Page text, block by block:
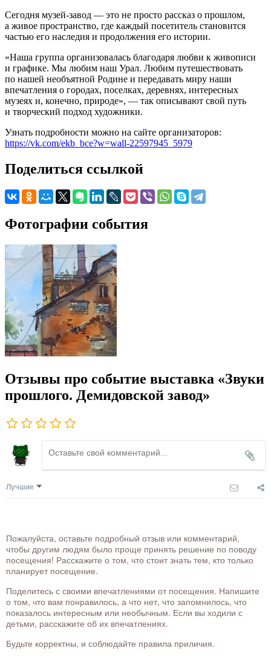
Сегодня музей-завод — это не просто рассказ о прошлом,
а живое пространство, где каждый посетитель становится
частью его наследия и продолжения его истории.
«Наша группа организовалась благодаря любви к живописи
и графике. Мы любим наш Урал. Любим путешествовать
по нашей необъятной Родине и передавать миру наши
впечатления о городах, поселках, деревнях, интересных
музеях и, конечно, природе», — так описывают свой путь
и творческий подход художники.
Узнать подробности можно на сайте организаторов:
https://vk.com/ekb_bce?w=wall-22597945_5979
Поделиться ссылкой
Фотографии события
Отзывы про событие выставка «Звуки
прошлого. Демидовской завод»
Лучшие
Пожалуйста, оставьте подробный отзыв или комментарий,
чтобы другим людям было проще принять решение по поводу
посещения! Расскажите о том, что стоит знать тем, кто только
планирует посещение.
Поделитесь с своими впечатлениями от посещения. Напишите
о том, что вам понравилось, а что нет, что запомнилось, что
показалось интересным или необычным. Если вы ходили с
детьми, расскажите об их впечатлениях.
Будьте корректны, и соблюдайте правила приличия.